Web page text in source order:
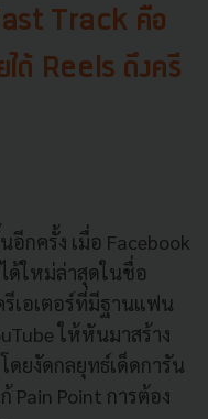
Track คือ
ยได้ Reels ดึงครี
กครั้ง เมื่อ Facebook
ด้ใหม่ล่าสุดในชื่อ
รีเอเตอร์ที่มีฐานแฟน
ให้หันมาสร้าง
ยงัดกลยุทธ์เด็ดการัน
Pain Point การต้อง